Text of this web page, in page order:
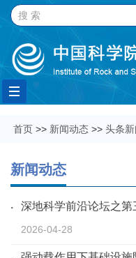
Toggle
navigation
首页 >> 新闻动态 >> 头条新
新闻动态
深地科学前沿论坛之
2026-04-28